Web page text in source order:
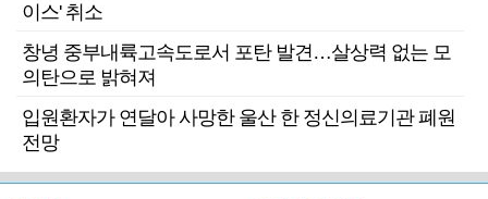
이스' 취소
창녕 중부내륙고속도로서 포탄 발견…살상력 없는 모
의탄으로 밝혀져
입원환자가 연달아 사망한 울산 한 정신의료기관 폐원
전망